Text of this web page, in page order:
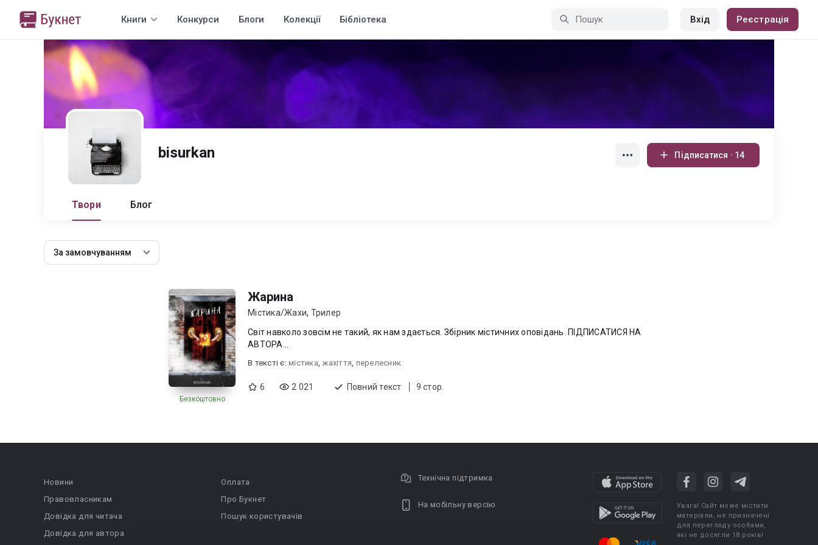
Книги Конкурси Блоги Колекції Бібліотека Вхід Реєстрація
bisurkan Підписатися · 14
Твори Блог
За замовчуванням
Безкоштовно
Жарина
Містика/Жахи, Трилер
Світ навколо зовсім не такий, як нам здається. Збірник містичних оповідань. ПІДПИСАТИСЯ НА
АВТОРА...
В текcті є: містика, жахіття, перелесник
6 2 021 Повний текст 9 стор.
Новини
Правовласникам
Довідка для читача
Довідка для автора
Оплата
Про Букнет
Пошук користувачів
Технічна підтримка
На мобільну версію
Увага! Сайт може містити
матеріали, не призначені
для перегляду особами,
які не досягли 18 років!